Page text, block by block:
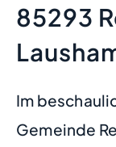
85293
Im
Gemeinde